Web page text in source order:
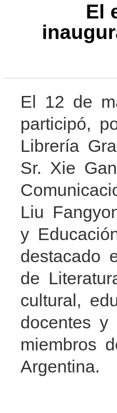
El
El 12 de
participó,
Librería
Sr. Xie
Liu
y
destacado
de
cultural,
docentes
miembros
Argentina.